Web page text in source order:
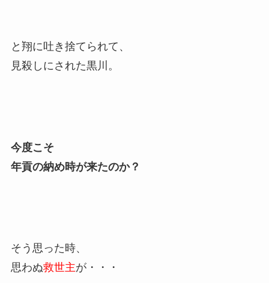
と翔に吐き捨てられて、
見殺しにされた黒川。
今度こそ
年貢の納め時が来たのか？
そう思った時、
思わぬ救世主が・・・